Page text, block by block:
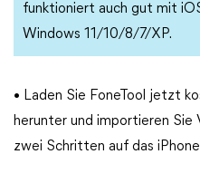
funktioniert auch gut mit
Windows 11/10/8/7/XP.
• Laden Sie FoneTool jetzt
herunter und importieren Sie
zwei Schritten auf das